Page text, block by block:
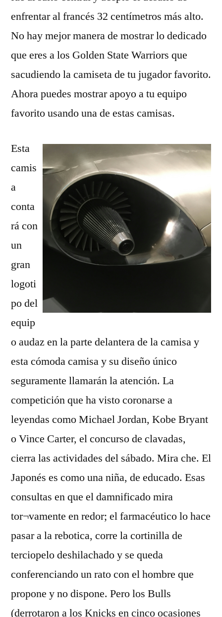
enfrentar al francés 32 centímetros más alto.
No hay mejor manera de mostrar lo dedicado
que eres a los Golden State Warriors que
sacudiendo la camiseta de tu jugador favorito.
Ahora puedes mostrar apoyo a tu equipo
favorito usando una de estas camisas.
Esta
camis
a
conta
rá con
un
gran
logoti
po del
equip
o audaz en la parte delantera de la camisa y
esta cómoda camisa y su diseño único
seguramente llamarán la atención. La
competición que ha visto coronarse a
leyendas como Michael Jordan, Kobe Bryant
o Vince Carter, el concurso de clavadas,
cierra las actividades del sábado. Mira che. El
Japonés es como una niña, de educado. Esas
consultas en que el damnificado mira
tor¬vamente en redor; el farmacéutico lo hace
pasar a la rebotica, corre la cortinilla de
terciopelo deshilachado y se queda
conferenciando un rato con el hombre que
propone y no dispone. Pero los Bulls
(derrotaron a los Knicks en cinco ocasiones